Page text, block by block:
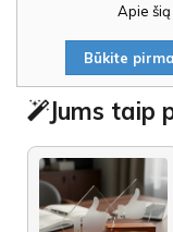
Apie
Būkite
Jums taip